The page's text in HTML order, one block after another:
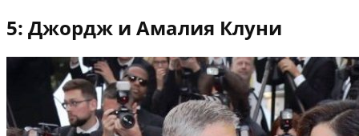
5: Джордж и Амалия Клуни